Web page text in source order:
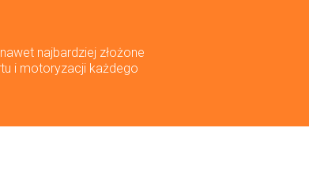
najbardziej złożone
i motoryzacji każdego